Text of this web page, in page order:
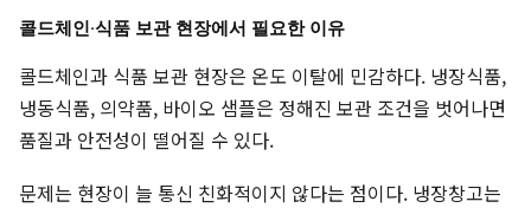
콜드체인·식품 보관 현장에서 필요한 이유
콜드체인과 식품 보관 현장은 온도 이탈에 민감하다. 냉장식품,
냉동식품, 의약품, 바이오 샘플은 정해진 보관 조건을 벗어나면
품질과 안전성이 떨어질 수 있다.
문제는 현장이 늘 통신 친화적이지 않다는 점이다. 냉장창고는